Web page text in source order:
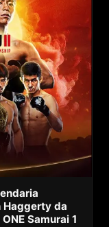
Haggerty da
Samurai 1